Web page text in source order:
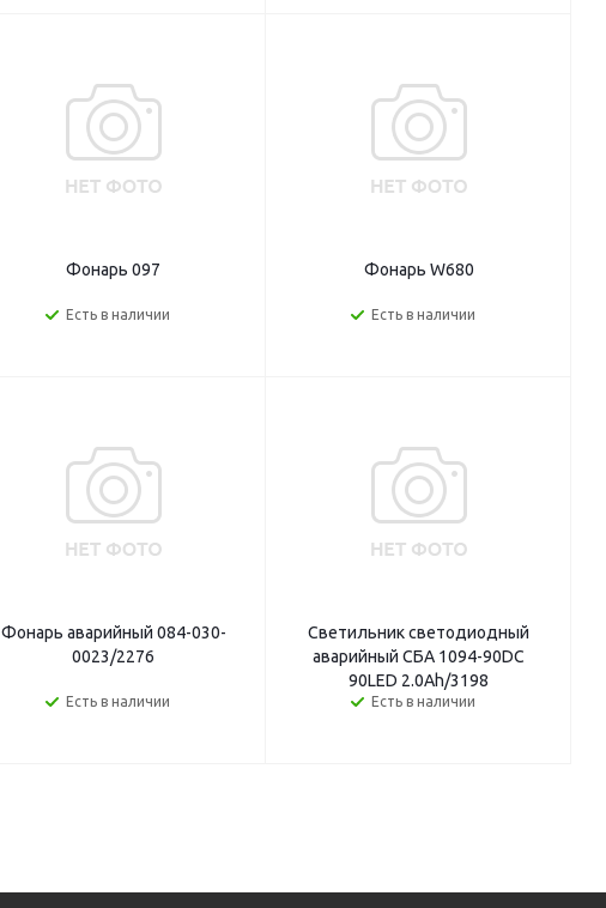
Фонарь 097
Есть в наличии
Фонарь W680
Есть в наличии
Фонарь аварийный 084-030-
0023/2276
Есть в наличии
Светильник светодиодный
аварийный СБА 1094-90DC
90LED 2.0Ah/3198
Есть в наличии